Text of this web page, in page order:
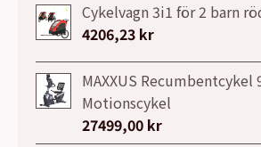
Cykelvagn 3i1 för 2 barn
4206,23 kr
MAXXUS Recumbentcykel
Motionscykel
27499,00 kr